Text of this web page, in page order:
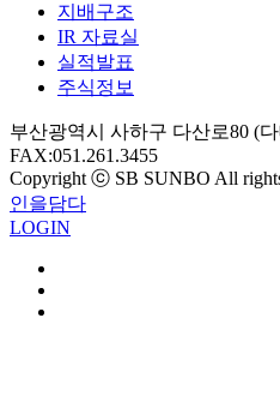
지배구조
IR 자료실
실적발표
주식정보
부산광역시 사하구 다산로80 (
FAX:051.261.3455
Copyright ⓒ SB SUNBO All
인을담다
LOGIN